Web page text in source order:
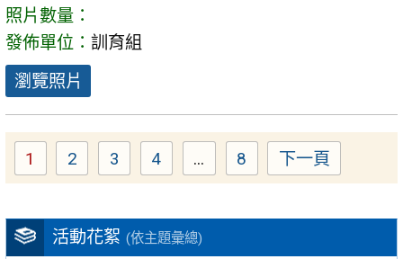
活動花絮 (依主題彙總)
照片數量：
發佈單位： 訓育組
瀏覽照片
Page
1 Page
2 Page
3 Page
4 ... Page
8 下一頁